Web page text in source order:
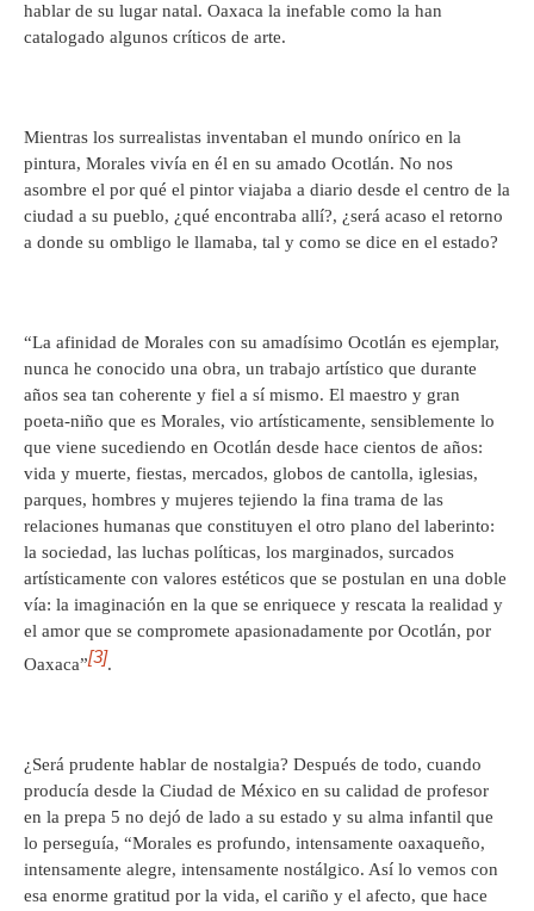
hablar de su lugar natal. Oaxaca la inefable como la han
catalogado algunos críticos de arte.
Mientras los surrealistas inventaban el mundo onírico en la
pintura, Morales vivía en él en su amado Ocotlán. No nos
asombre el por qué el pintor viajaba a diario desde el centro de la
ciudad a su pueblo, ¿qué encontraba allí?, ¿será acaso el retorno
a donde su ombligo le llamaba, tal y como se dice en el estado?
“La afinidad de Morales con su amadísimo Ocotlán es ejemplar,
nunca he conocido una obra, un trabajo artístico que durante
años sea tan coherente y fiel a sí mismo. El maestro y gran
poeta-niño que es Morales, vio artísticamente, sensiblemente lo
que viene sucediendo en Ocotlán desde hace cientos de años:
vida y muerte, fiestas, mercados, globos de cantolla, iglesias,
parques, hombres y mujeres tejiendo la fina trama de las
relaciones humanas que constituyen el otro plano del laberinto:
la sociedad, las luchas políticas, los marginados, surcados
artísticamente con valores estéticos que se postulan en una doble
vía: la imaginación en la que se enriquece y rescata la realidad y
el amor que se compromete apasionadamente por Ocotlán, por
Oaxaca”[3].
¿Será prudente hablar de nostalgia? Después de todo, cuando
producía desde la Ciudad de México en su calidad de profesor
en la prepa 5 no dejó de lado a su estado y su alma infantil que
lo perseguía, “Morales es profundo, intensamente oaxaqueño,
intensamente alegre, intensamente nostálgico. Así lo vemos con
esa enorme gratitud por la vida, el cariño y el afecto, que hace